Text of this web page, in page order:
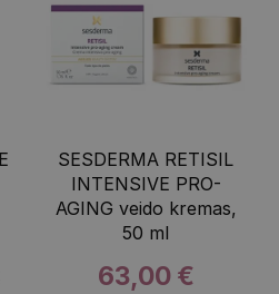
SESDERMA RETISIL
INTENSIVE PRO-
AGING veido kremas,
50 ml
63,00 €